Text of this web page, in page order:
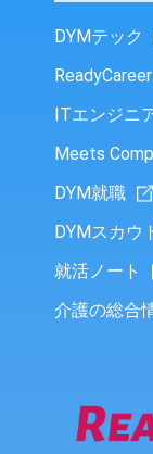
DYMテック
ReadyCareer
ITエンジニ
Meets
DYM就職
DYMスカウ
就活ノート
介護の総合